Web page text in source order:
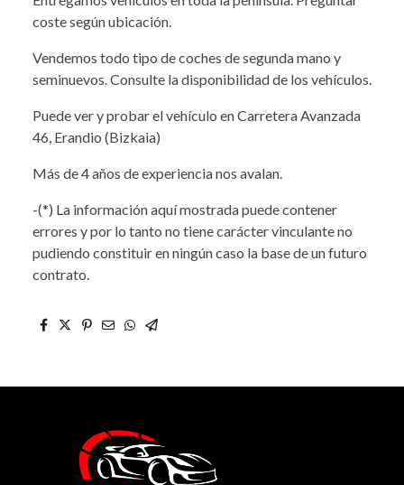
coste según ubicación.
Vendemos todo tipo de coches de segunda mano y
seminuevos. Consulte la disponibilidad de los vehículos.
Puede ver y probar el vehículo en Carretera Avanzada
46, Erandio (Bizkaia)
Más de 4 años de experiencia nos avalan.
-(*) La información aquí mostrada puede contener
errores y por lo tanto no tiene carácter vinculante no
pudiendo constituir en ningún caso la base de un futuro
contrato.